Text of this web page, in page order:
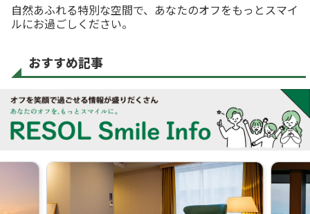
自然あふれる特別な空間で、あなたのオフをもっとスマイ
ルにお過ごしください。
おすすめ記事